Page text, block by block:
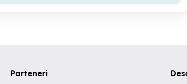
Parteneri